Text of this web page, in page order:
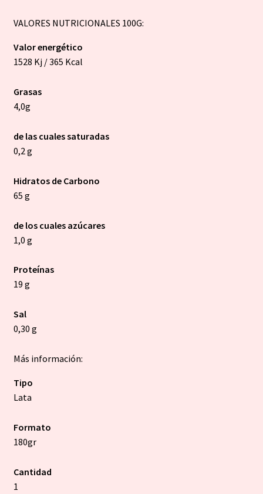
VALORES NUTRICIONALES 100G:
Valor energético
1528 Kj / 365 Kcal
Grasas
4,0g
de las cuales saturadas
0,2 g
Hidratos de Carbono
65 g
de los cuales azúcares
1,0 g
Proteínas
19 g
Sal
0,30 g
Más información:
Tipo
Lata
Formato
180gr
Cantidad
1